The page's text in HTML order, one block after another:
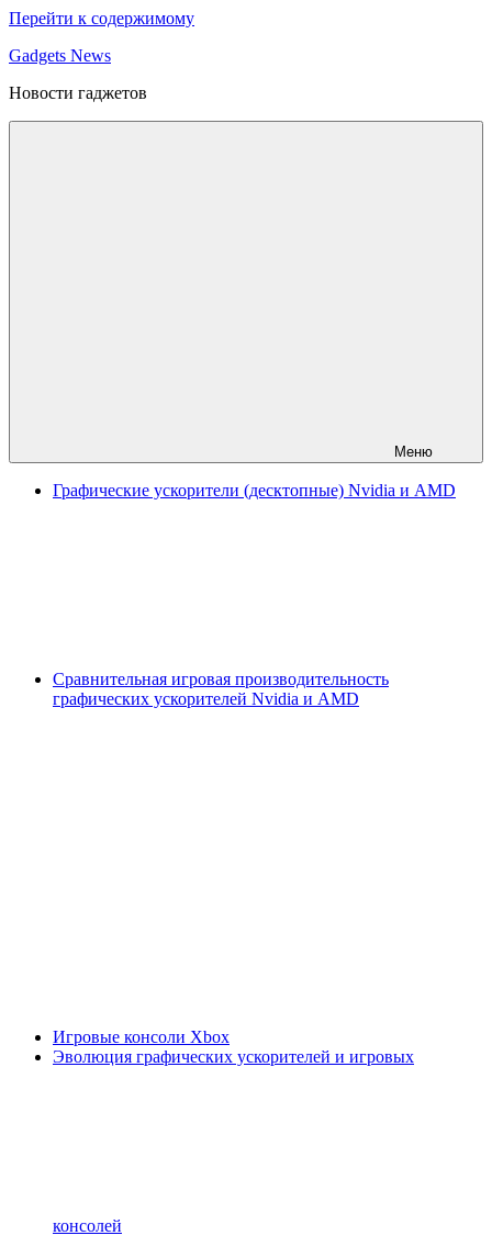
Перейти к содержимому
Gadgets News
Новости гаджетов
Меню
Графические ускорители (десктопные) Nvidia и AMD
Сравнительная игровая производительность
графических ускорителей Nvidia и AMD
Игровые консоли Xbox
Эволюция графических ускорителей и игровых
консолей